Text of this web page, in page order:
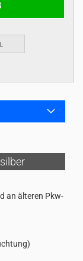
an älteren Pkw-